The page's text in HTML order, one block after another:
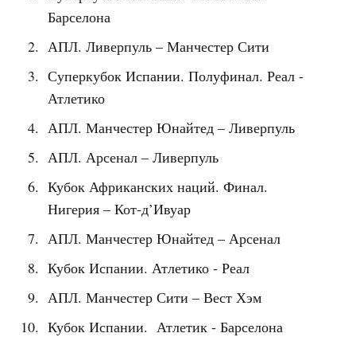
Барселона
АПЛ. Ливерпуль – Манчестер Сити
Суперкубок Испании. Полуфинал. Реал -
Атлетико
АПЛ. Манчестер Юнайтед – Ливерпуль
АПЛ. Арсенал – Ливерпуль
Кубок Африканских наций. Финал.
Нигерия – Кот-д’Ивуар
АПЛ. Манчестер Юнайтед – Арсенал
Кубок Испании. Атлетико - Реал
АПЛ. Манчестер Сити – Вест Хэм
Кубок Испании. Атлетик - Барселона